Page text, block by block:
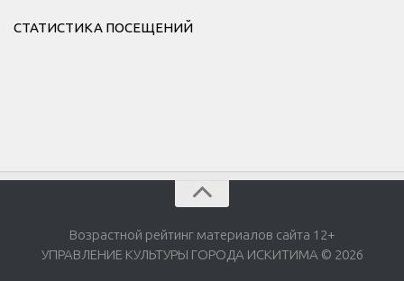
СТАТИСТИКА ПОСЕЩЕНИЙ
Возрастной рейтинг материалов сайта 12+
УПРАВЛЕНИЕ КУЛЬТУРЫ ГОРОДА ИСКИТИМА © 2026